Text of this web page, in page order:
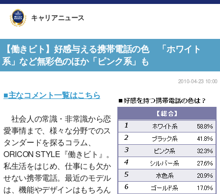
キャリアニュース
【働きビト】好感与える携帯電話の色 「ホワイト
系」など無彩色のほか「ピンク系」も
2010-04-23 10:00
■主なコメント一覧はこちら
社会人の常識・非常識から恋
愛事情まで、様々な分野でのス
タンダードを探るコラム、
ORICON STYLE『働きビト』。
私生活をはじめ、仕事にも欠か
せない携帯電話。最近のモデル
は、機能やデザインはもちろん